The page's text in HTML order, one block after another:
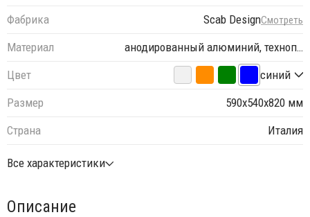
Фабрика Scab DesignСмотреть
Материал
анодированный алюминий, техноп…
Цвет
синий
Размер
590х540х820 мм
Страна
Италия
Все характеристики
Описание